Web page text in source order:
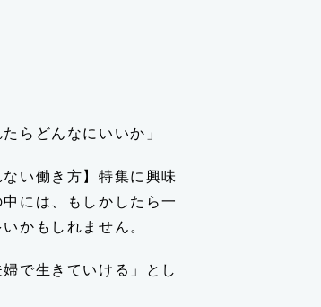
らどんなにいいか」
い働き方】特集に興味
には、もしかしたら一
かもしれません。
で生きていける」とし